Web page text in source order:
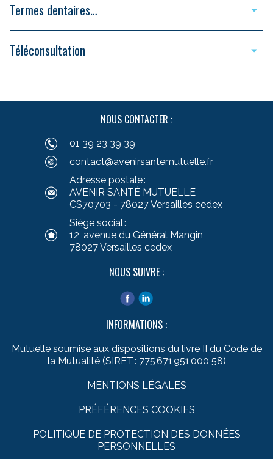
Termes dentaires…
Téléconsultation
NOUS CONTACTER :
01 39 23 39 39
contact@avenirsantemutuelle.fr
Adresse postale :
AVENIR SANTÉ MUTUELLE
CS70703 - 78027 Versailles cedex
Siège social :
12, avenue du Général Mangin
78027 Versailles cedex
NOUS SUIVRE :
INFORMATIONS :
Mutuelle soumise aux dispositions du livre II du Code de
la Mutualité (SIRET : 775 671 951 000 58)
MENTIONS LÉGALES
PRÉFÉRENCES COOKIES
POLITIQUE DE PROTECTION DES DONNÉES
PERSONNELLES